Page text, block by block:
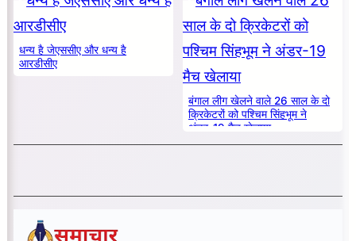
धन्य है जेएससीए और धन्य है
आरडीसीए
बंगाल लीग खेलने वाले 26 साल के दो
क्रिकेटरों को पश्चिम सिंहभूम ने
अंडर-19 मैच खेलाया